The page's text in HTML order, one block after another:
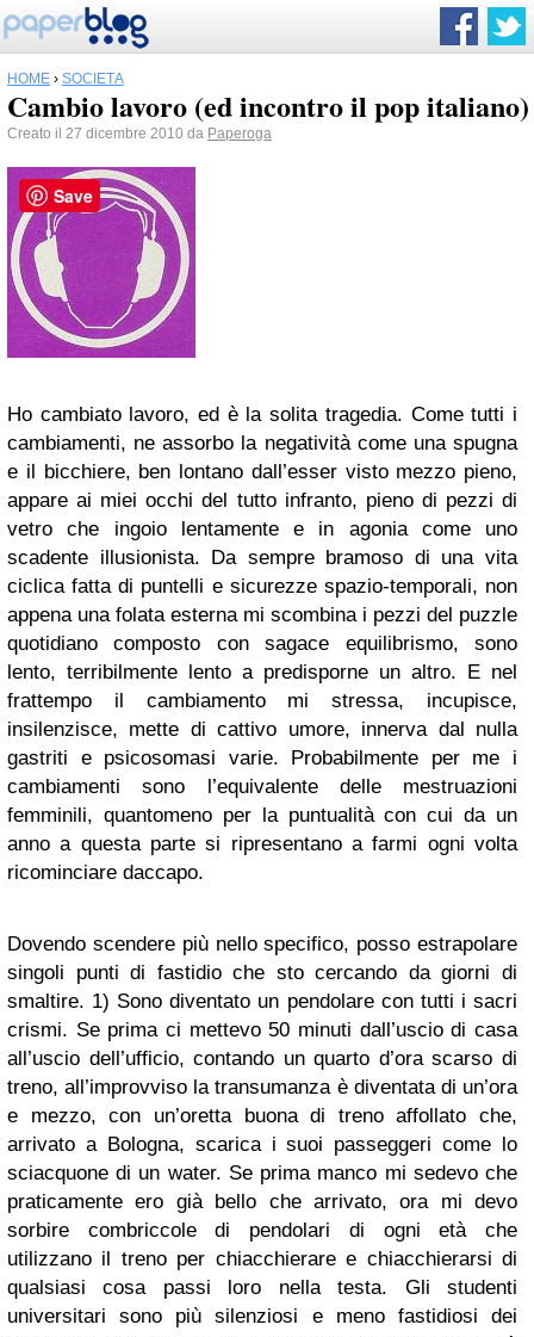
HOME › SOCIETÀ
Cambio lavoro (ed incontro il pop italiano)
Creato il 27 dicembre 2010 da Paperoga
Ho cambiato lavoro, ed è la solita tragedia. Come tutti i
cambiamenti, ne assorbo la negatività come una spugna
e il bicchiere, ben lontano dall’esser visto mezzo pieno,
appare ai miei occhi del tutto infranto, pieno di pezzi di
vetro che ingoio lentamente e in agonia come uno
scadente illusionista. Da sempre bramoso di una vita
ciclica fatta di puntelli e sicurezze spazio-temporali, non
appena una folata esterna mi scombina i pezzi del puzzle
quotidiano composto con sagace equilibrismo, sono
lento, terribilmente lento a predisporne un altro. E nel
frattempo il cambiamento mi stressa, incupisce,
insilenzisce, mette di cattivo umore, innerva dal nulla
gastriti e psicosomasi varie. Probabilmente per me i
cambiamenti sono l’equivalente delle mestruazioni
femminili, quantomeno per la puntualità con cui da un
anno a questa parte si ripresentano a farmi ogni volta
ricominciare daccapo.
Dovendo scendere più nello specifico, posso estrapolare
singoli punti di fastidio che sto cercando da giorni di
smaltire. 1) Sono diventato un pendolare con tutti i sacri
crismi. Se prima ci mettevo 50 minuti dall’uscio di casa
all’uscio dell’ufficio, contando un quarto d’ora scarso di
treno, all’improvviso la transumanza è diventata di un’ora
e mezzo, con un’oretta buona di treno affollato che,
arrivato a Bologna, scarica i suoi passeggeri come lo
sciacquone di un water. Se prima manco mi sedevo che
praticamente ero già bello che arrivato, ora mi devo
sorbire combriccole di pendolari di ogni età che
utilizzano il treno per chiacchierare e chiacchierarsi di
qualsiasi cosa passi loro nella testa. Gli studenti
universitari sono più silenziosi e meno fastidiosi dei
Save